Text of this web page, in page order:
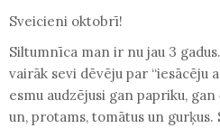
Sveicieni oktobrī!
Siltumnīca man ir nu jau 3
vairāk sevi dēvēju par “iesācēju
esmu audzējusi gan papriku,
un, protams, tomātus un